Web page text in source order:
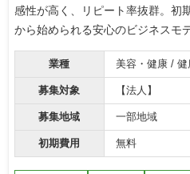
感性が高く、リピート率抜群。初
から始められる安心のビジネスモデ
業種 美容・健康 / 健
募集対象 【法人】
募集地域 一部地域
初期費用 無料